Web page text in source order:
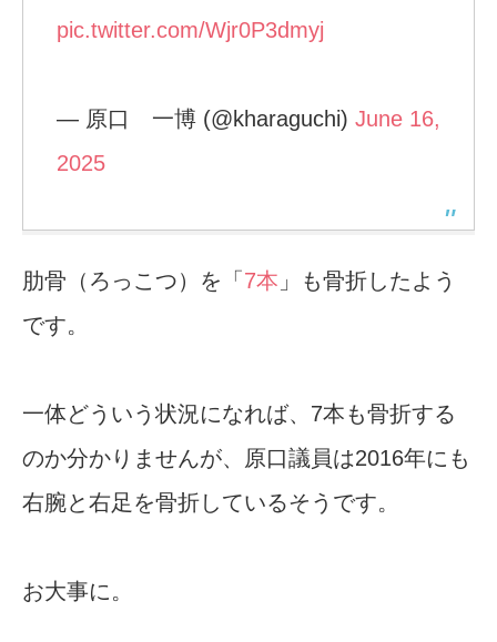
pic.twitter.com/Wjr0P3dmyj
— 原口 一博 (@kharaguchi) June 16,
2025
肋骨（ろっこつ）を「 7本 」も骨折したよう
です。
一体どういう状況になれば、7本も骨折する
のか分かりませんが、原口議員は2016年にも
右腕と右足を骨折しているそうです。
お大事に。